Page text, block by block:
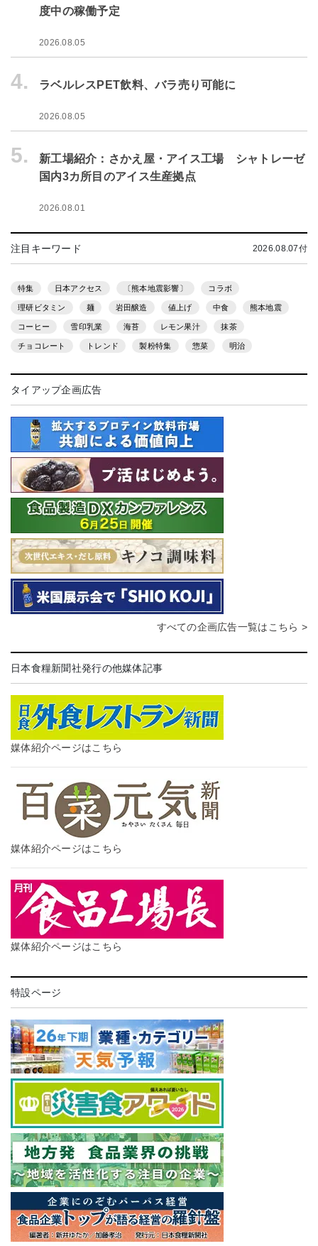
度中の稼働予定
2026.08.05
4. ラベルレスPET飲料、バラ売り可能に
2026.08.05
5.
新工場紹介：さかえ屋・アイス工場 シャトレーゼ
国内3カ所目のアイス生産拠点
2026.08.01
注目キーワード 2026.08.07付
特集 日本アクセス 〔熊本地震影響〕 コラボ
理研ビタミン 麺 岩田醸造 値上げ 中食 熊本地震
コーヒー 雪印乳業 海苔 レモン果汁 抹茶
チョコレート トレンド 製粉特集 惣菜 明治
タイアップ企画広告
すべての企画広告一覧はこちら >
日本食糧新聞社発行の他媒体記事
媒体紹介ページはこちら
媒体紹介ページはこちら
媒体紹介ページはこちら
特設ページ